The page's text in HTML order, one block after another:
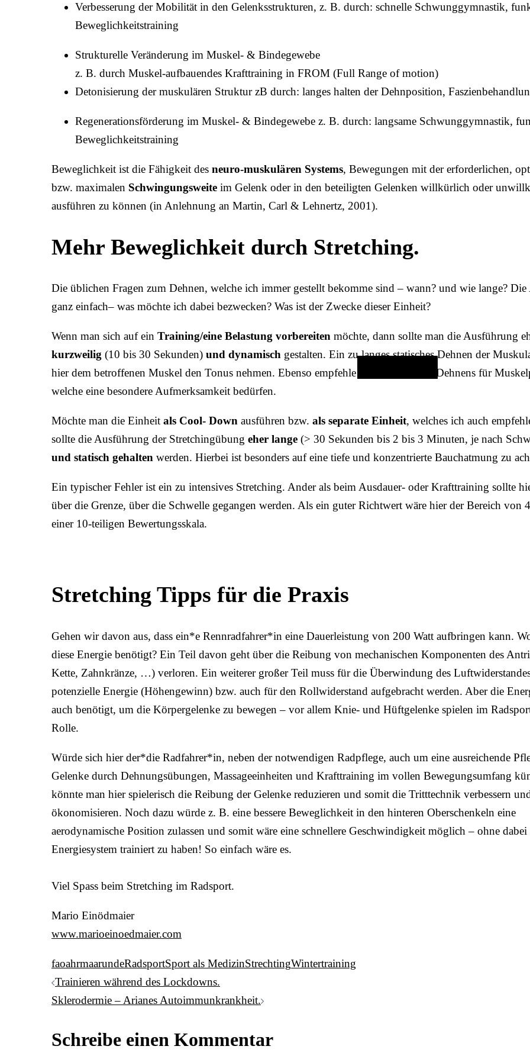
#foahrmaarunde
Arianes Reise rund um Österreich
Verbesserung der Mobilität in den Gelenksstrukturen, z. B. durch: schnelle Schwunggymnastik,
Beweglichkeitstraining
Strukturelle Veränderung im Muskel- & Bindegewebe
z. B. durch Muskel-aufbauendes Krafttraining in FROM (Full Range of motion)
Detonisierung der muskulären Struktur zB durch: langes halten der Dehnposition,
Regenerationsförderung im Muskel- & Bindegewebe z. B. durch: langsame Schwunggymnastik,
Beweglichkeitstraining
Beweglichkeit ist die Fähigkeit des neuro-muskulären Systems, Bewegungen mit der erforderlichen,
bzw. maximalen Schwingungsweite im Gelenk oder in den beteiligten Gelenken willkürlich oder
ausführen zu können (in Anlehnung an Martin, Carl & Lehnertz, 2001).
Mehr Beweglichkeit durch Stretching.
Die üblichen Fragen zum Dehnen, welche ich immer gestellt bekomme sind – wann? und wie lange?
ganz einfach– was möchte ich dabei bezwecken? Was ist der Zwecke dieser Einheit?
Wenn man sich auf ein Training/eine Belastung vorbereiten möchte, dann sollte man die Ausführung
kurzweilig (10 bis 30 Sekunden) und dynamisch gestalten. Ein zu langes statisches Dehnen der
hier dem betroffenen Muskel den Tonus nehmen. Ebenso empfehle ich diese Art des Dehnens für
welche eine besondere Aufmerksamkeit bedürfen.
Möchte man die Einheit als Cool- Down ausführen bzw. als separate Einheit, welches ich auch
sollte die Ausführung der Stretchingübung eher lange (> 30 Sekunden bis 2 bis 3 Minuten, je nach
und statisch gehalten werden. Hierbei ist besonders auf eine tiefe und konzentrierte Bauchatmung zu
Ein typischer Fehler ist ein zu intensives Stretching. Ander als beim Ausdauer- oder Krafttraining sollte
über die Grenze, über die Schwelle gegangen werden. Als ein guter Richtwert wäre hier der Bereich von
einer 10-teiligen Bewertungsskala.
Stretching Tipps für die Praxis
Gehen wir davon aus, dass ein*e Rennradfahrer*in eine Dauerleistung von 200 Watt aufbringen kann.
diese Energie benötigt? Ein Teil davon geht über die Reibung von mechanischen Komponenten des
Kette, Zahnkränze, …) verloren. Ein weiterer großer Teil muss für die Überwindung des
potenzielle Energie (Höhengewinn) bzw. auch für den Rollwiderstand aufgebracht werden. Aber die
auch benötigt, um die Körpergelenke zu bewegen – vor allem Knie- und Hüftgelenke spielen im
Rolle.
Würde sich hier der*die Radfahrer*in, neben der notwendigen Radpflege, auch um eine ausreichende
Gelenke durch Dehnungsübungen, Massageeinheiten und Krafttraining im vollen Bewegungsumfang
könnte man hier spielerisch die Reibung der Gelenke reduzieren und somit die Tritttechnik verbessern
ökonomisieren. Noch dazu würde z. B. eine bessere Beweglichkeit in den hinteren Oberschenkeln eine
aerodynamische Position zulassen und somit wäre eine schnellere Geschwindigkeit möglich – ohne dabei
Energiesystem trainiert zu haben! So einfach wäre es.
Viel Spass beim Stretching im Radsport.
Mario Einödmaier
www.marioeinoedmaier.com
faoahrmaarundeRadsportSport als MedizinStrechtingWintertraining
Post
navigation
Trainieren während des Lockdowns.
Sklerodermie – Arianes Autoimmunkrankheit.
Schreibe einen Kommentar